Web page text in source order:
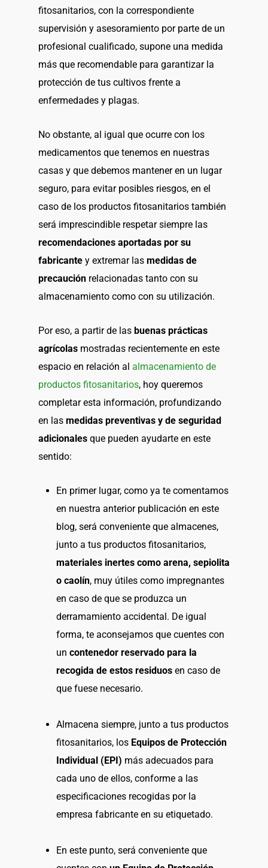
fitosanitarios, con la correspondiente
supervisión y asesoramiento por parte de un
profesional cualificado, supone una medida
más que recomendable para garantizar la
protección de tus cultivos frente a
enfermedades y plagas.
No obstante, al igual que ocurre con los
medicamentos que tenemos en nuestras
casas y que debemos mantener en un lugar
seguro, para evitar posibles riesgos, en el
caso de los productos fitosanitarios también
será imprescindible respetar siempre las
recomendaciones aportadas por su
fabricante y extremar las medidas de
precaución relacionadas tanto con su
almacenamiento como con su utilización.
Por eso, a partir de las buenas prácticas
agrícolas mostradas recientemente en este
espacio en relación al almacenamiento de
productos fitosanitarios, hoy queremos
completar esta información, profundizando
en las medidas preventivas y de seguridad
adicionales que pueden ayudarte en este
sentido:
En primer lugar, como ya te comentamos
en nuestra anterior publicación en este
blog, será conveniente que almacenes,
junto a tus productos fitosanitarios,
materiales inertes como arena, sepiolita
o caolín, muy útiles como impregnantes
en caso de que se produzca un
derramamiento accidental. De igual
forma, te aconsejamos que cuentes con
un contenedor reservado para la
recogida de estos residuos en caso de
que fuese necesario.
Almacena siempre, junto a tus productos
fitosanitarios, los Equipos de Protección
Individual (EPI) más adecuados para
cada uno de ellos, conforme a las
especificaciones recogidas por la
empresa fabricante en su etiquetado.
En este punto, será conveniente que